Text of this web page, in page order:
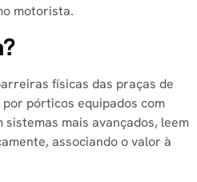
motorista.
físicas das praças de
pórticos equipados com
mais avançados, leem
associando o valor à